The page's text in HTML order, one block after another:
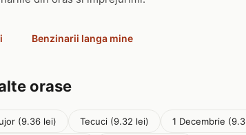
Benzinarii langa mine
orase
(9.36 lei) Tecuci (9.32 lei) 1 Decembrie